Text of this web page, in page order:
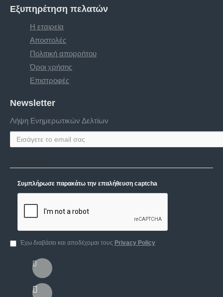
Εξυπηρέτηση πελατών
Η εταιρεία
Αποστολές
Πολιτική απορρήτου
Όροι χρήσης
Επιστροφές
Newsletter
Λήψη Ενημερωτικών Δελτίων
Συμπλήρωσε παρακάτω την επαλήθευση captcha
Έχω διαβάσει και αποδέχομαι τους Privacy Policy